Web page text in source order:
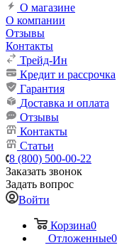
О магазине
О компании
Отзывы
Контакты
Трейд-Ин
Кредит и рассрочка
Гарантия
Доставка и оплата
Отзывы
Контакты
Статьи
8 (800) 500-00-22
Заказать звонок
Задать вопрос
Войти
Корзина0
Отложенные0